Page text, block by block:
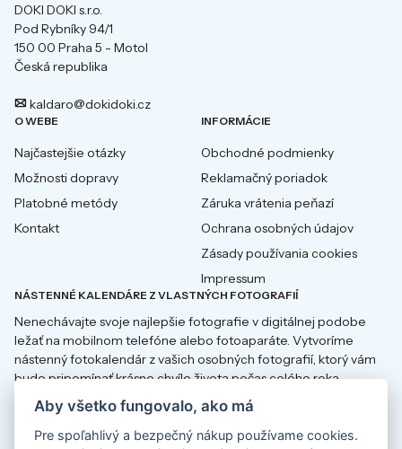
DOKI DOKI s.r.o.
Pod Rybníky 94/1
150 00 Praha 5 - Motol
Česká republika
kaldaro@dokidoki.cz
O WEBE
Najčastejšie otázky
Možnosti dopravy
Platobné metódy
Kontakt
INFORMÁCIE
Obchodné podmienky
Reklamačný poriadok
Záruka vrátenia peňazí
Ochrana osobných údajov
Zásady používania cookies
Impressum
NÁSTENNÉ KALENDÁRE Z VLASTNÝCH FOTOGRAFIÍ
Nenechávajte svoje najlepšie fotografie v digitálnej podobe
ležať na mobilnom telefóne alebo fotoaparáte. Vytvoríme
nástenný fotokalendár z vašich osobných fotografií, ktorý vám
bude pripomínať krásne chvíle života počas celého roka.
Aby všetko fungovalo, ako má
Pre spoľahlivý a bezpečný nákup používame cookies.